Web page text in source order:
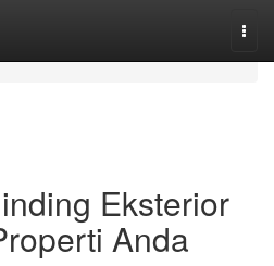
Eksterior
Anda